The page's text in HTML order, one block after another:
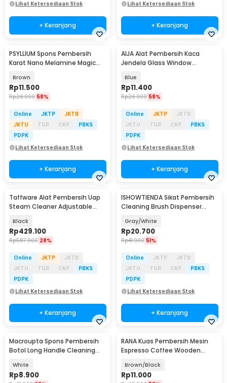
Lihat Ketersediaan Stok
+ Keranjang
Lihat Ketersediaan Stok
+ Keranjang
PSYLLIUM Spons Pembersih
Karat Nano Melamine Magic
Brown
Rp11.500
Rp26.900 58%
Online JKTP
JKTB
JKTU
TGR CKP
PBKS
PDPK
Lihat Ketersediaan Stok
+ Keranjang
AIJA Alat Pembersih Kaca
Jendela Glass Window
Blue
Rp11.400
Rp26.900 58%
Online JKTP
JKTB
JKTU
TGR CKP
PBKS
PDPK
Lihat Ketersediaan Stok
+ Keranjang
Taffware Alat Pembersih Uap
Steam Cleaner Adjustable
PRO
Black
Rp429.100
Rp587.900 28%
Online JKTP
JKTB
JKTU
TGR CKP
PBKS
PDPK
Lihat Ketersediaan Stok
+ Keranjang
ISHOWTIENDA Sikat Pembersih
Cleaning Brush Dispenser
Gray/White
Rp20.700
Rp41.900 51%
Online JKTP
JKTB
JKTU
TGR CKP
PBKS
PDPK
Lihat Ketersediaan Stok
+ Keranjang
Macroupta Spons Pembersih
Botol Long Handle Cleaning
White
Rp8.900
RANA Kuas Pembersih Mesin
Espresso Coffee Wooden
Brown/Black
Rp11.000